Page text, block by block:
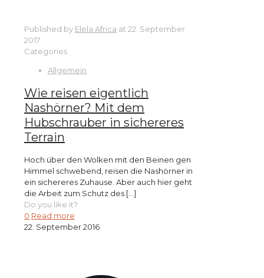
Published by Elela Africa at 22. September
2017
Categories
Allgemein
Wie reisen eigentlich
Nashörner? Mit dem
Hubschrauber in sichereres
Terrain
Hoch über den Wolken mit den Beinen gen
Himmel schwebend, reisen die Nashörner in
ein sichereres Zuhause. Aber auch hier geht
die Arbeit zum Schutz des […]
Do you like it?
0 Read more
22. September 2016